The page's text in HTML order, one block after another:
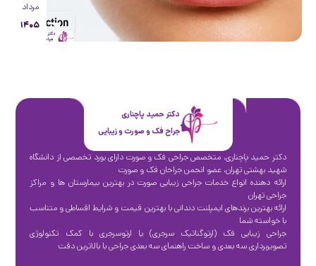
مرداد
۱۴۰۵
دکتر حمید پاچناری
جراح فک و صورت و زیبایی
دکتر حمید پاچناری، متخصص جراحی فک و صورت دارای بورد تخصصی از دانشگاه
شهید بهشتی تهران، عضو انجمن جراحان فک و صورت
ارائه دهنده انواع خدمات جراحی زیبایی صورت در بهترین بیمارستان ها و مراکز
جراحی تهران
ارائه بهترین برندهای ایمپلنت دندانی با بهترین قیمت و شرایط اقساطی و متناسب
با خواسته شما
جراحی زیبایی فک (ارتوگناتیک سرجری) یا ارتوسرجری با کمک تکنولوژی
تصویربرداری سه بعدی و ساخت راهنمای سه بعدی جراحی با بالاترین دقت